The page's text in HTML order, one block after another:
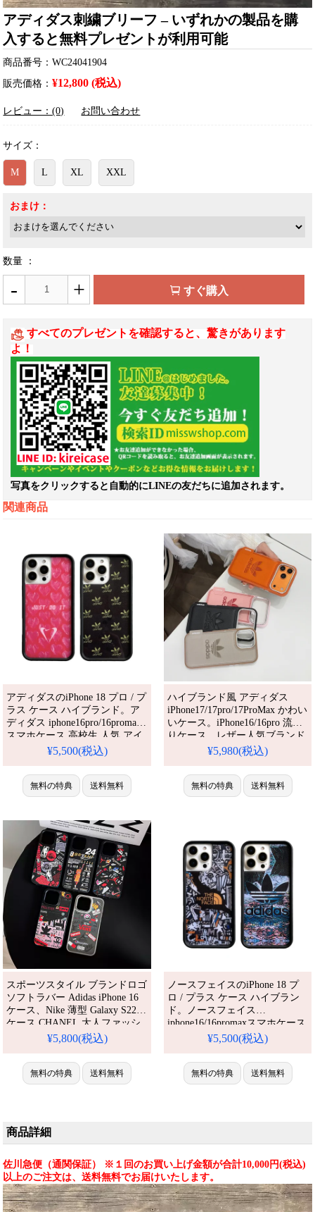
アディダス刺繍ブリーフ – いずれかの製品を購
入すると無料プレゼントが利用可能
商品番号：WC24041904
販売価格：¥12,800 (税込)
レビュー：(0) お問い合わせ
サイズ：
M L XL XXL
おまけ：
数量 ：
- + すぐ購入
すべてのプレゼントを確認すると、驚きがあります
よ！
写真をクリックすると自動的にLINEの友だちに追加されます。
関連商品
アディダスのiPhone 18 プロ / プ
ラス ケース ハイブランド。ア
ディダス iphone16pro/16promax
スマホケース 高校生 人気 アイ
フォン15pro/15ケース カップル
ブランドロゴ iphone14/13携帯ケ
ース 送料無料。芸能人も愛用す
る人気アイテム。耐衝撃・防
れでシンプル、しかも格安。流
行りのデザイ
¥5,500(税込)
無料の特典 送料無料
ハイブランド風 アディダス
iPhone17/17pro/17ProMax かわい
いケース。iPhone16/16pro 流行
りケース。レザー人気ブランド
iPhoneケース。かわいい・安
能iPhoneケース。おしゃれ。
iPhone16pro/15promaxケース対
応。
¥5,980(税込)
無料の特典 送料無料
スポーツスタイル ブランドロゴ
ソフトラバー Adidas iPhone 16
ケース、Nike 薄型 Galaxy S22
ケース CHANEL 大人ファッシ
ョン iPhone 15 ケース LV ル
ケース
¥5,800(税込)
無料の特典 送料無料
ノースフェイスのiPhone 18 プ
ロ / プラス ケース ハイブラン
ド。ノースフェイス
iphone16/16promaxスマホケース
絵画 現代アート アディダス ア
高級TPUバンパー スポーツ風
the north face iPhone14/13proケー
ス 滑り止め 指紋防止 全面保護
¥5,500(税込)
無料の特典 送料無料
商品詳細
佐川急便（通関保証） ※１回のお買い上げ金額が合計10,000円(税込)
以上のご注文は、送料無料でお届けいたします。